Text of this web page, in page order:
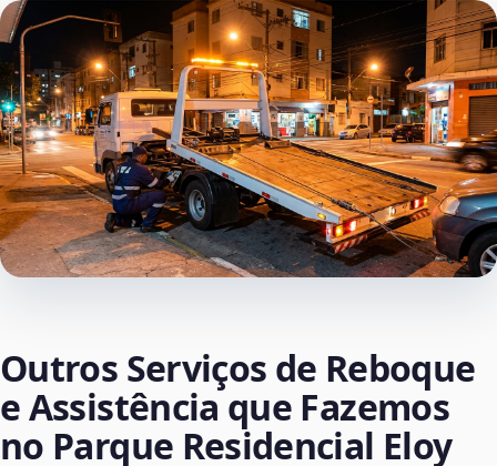
Outros Serviços de Reboque
e Assistência que Fazemos
no Parque Residencial Eloy